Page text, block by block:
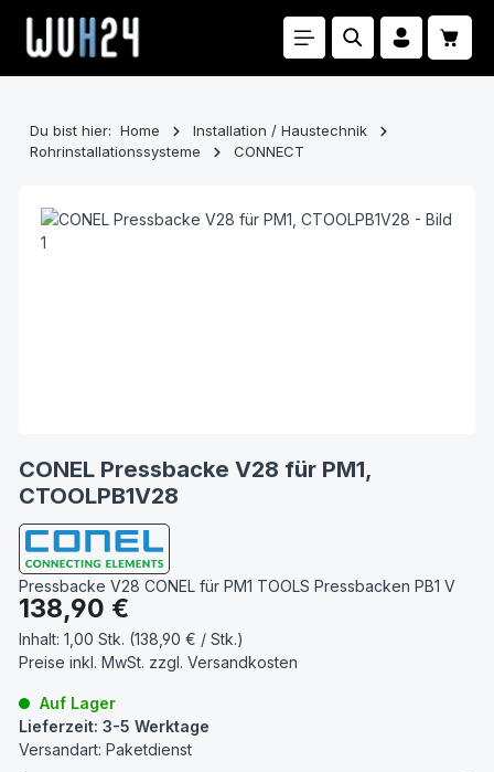
Zum Hauptinhalt springen
Du bist hier: Home
Installation / Haustechnik
Rohrinstallationssysteme
CONNECT
CONEL Pressbacke V28 für PM1,
CTOOLPB1V28
Pressbacke V28 CONEL für PM1 TOOLS Pressbacken PB1 V
Regulärer Preis:
138,90 €
Inhalt: 1,00 Stk. (138,90 € / Stk.)
Preise inkl. MwSt. zzgl. Versandkosten
Auf Lager
Lieferzeit: 3-5 Werktage
Versandart: Paketdienst